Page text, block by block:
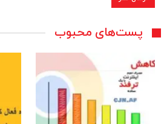
پست‌های محبوب